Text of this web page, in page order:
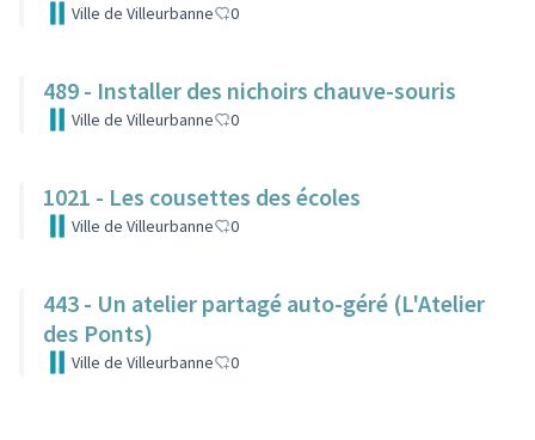
Ville de Villeurbanne 0
489 - Installer des nichoirs chauve-souris
Ville de Villeurbanne 0
1021 - Les cousettes des écoles
Ville de Villeurbanne 0
443 - Un atelier partagé auto-géré (L'Atelier
des Ponts)
Ville de Villeurbanne 0